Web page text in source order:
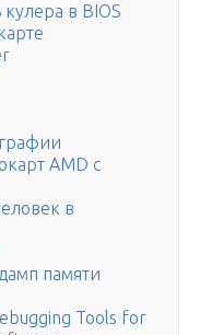
кулера в BIOS
AMD с
в
памяти
Tools for